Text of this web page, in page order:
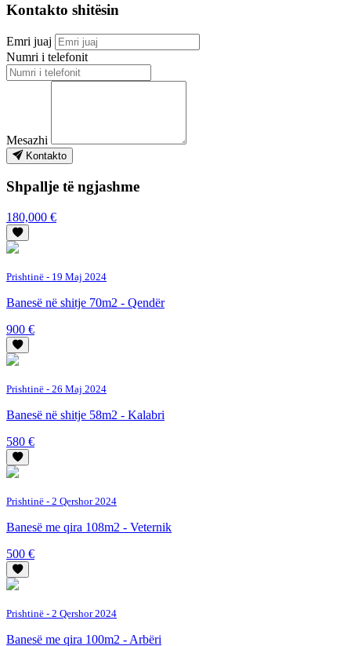
Kontakto shitësin
Emri juaj
Numri i telefonit
Mesazhi
Kontakto
Shpallje të ngjashme
180,000 €
Prishtinë - 19 Maj 2024
Banesë në shitje 70m2 - Qendër
900 €
Prishtinë - 26 Maj 2024
Banesë në shitje 58m2 - Kalabri
580 €
Prishtinë - 2 Qershor 2024
Banesë me qira 108m2 - Veternik
500 €
Prishtinë - 2 Qershor 2024
Banesë me qira 100m2 - Arbëri